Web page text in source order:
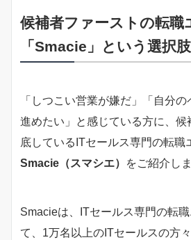
候補者ファーストの転職
「Smacie」という選択肢
「しつこい営業が嫌だ」「自分
進めたい」と感じている方に、候
底しているITセールス専門の転職
Smacie（スマシエ）
をご紹介しま
Smacieは、ITセールス専門の転
て、1万名以上のITセールスの方